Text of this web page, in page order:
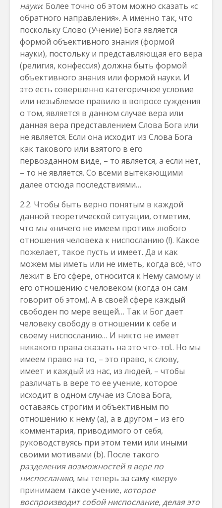
науки. Более точно об этом можно сказать «с
обратного направления». А именно так, что
поскольку Слово (Учение) Бога является
формой объективного знания (формой
науки), постольку и представляющая его вера
(религия, конфессия) должна быть формой
объективного знания или формой науки. И
это есть совершенно категоричное условие
или незыблемое правило в вопросе суждения
о том, является в данном случае вера или
данная вера представлением Слова Бога или
не является. Если она исходит из Слова Бога
как такового или взятого в его
первозданном виде, – то является, а если нет,
– то не является. Со всеми вытекающими
далее отсюда последствиями…
2.2. Чтобы быть верно понятым в каждой
данной теоретической ситуации, отметим,
что мы «ничего не имеем против» любого
отношения человека к ниспосланию (!). Какое
пожелает, такое пусть и имеет. Да и как
можем мы иметь или не иметь, когда всё, что
лежит в Его сфере, относится к Нему самому и
его отношению с человеком (когда он сам
говорит об этом). А в своей сфере каждый
свободен по мере вещей… Так и Бог дает
человеку свободу в отношении к себе и
своему ниспосланию… И никто не имеет
никакого права сказать на это что-то!.. Но мы
имеем право на то, – это право, к слову,
имеет и каждый из нас, из людей, – чтобы
различать в вере то ее учение, которое
исходит в одном случае из Слова Бога,
оставаясь строгим и объективным по
отношению к нему (а), а в другом – из его
комментария, приводимого от себя,
руководствуясь при этом теми или иными
своими мотивами (b). После такого
разделения возможностей в вере по
ниспосланию, мы теперь за саму «веру»
принимаем такое учение, которое
воспроизводит собой ниспослание, делая это